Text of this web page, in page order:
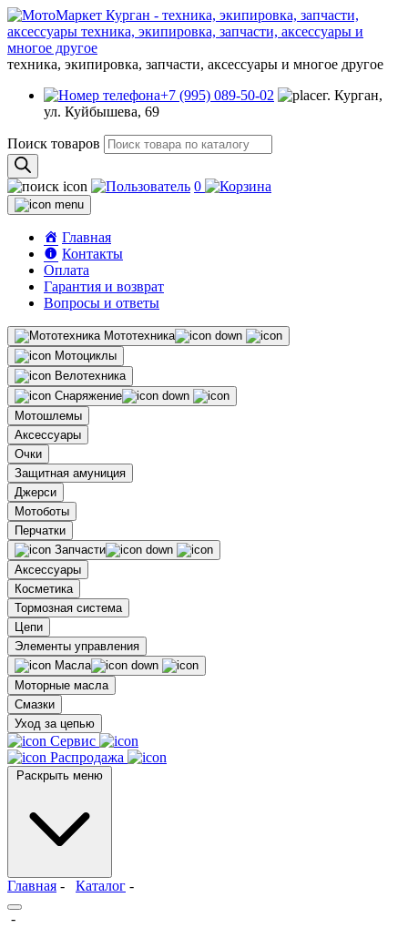
техника, экипировка, запчасти, аксессуары и многое другое
+7 (995) 089-50-02
г. Курган,
ул. Куйбышева, 69
Поиск товаров
0
Главная
Контакты
Оплата
Гарантия и возврат
Вопросы и ответы
Мототехника
Мотоциклы
Велотехника
Снаряжение
Мотошлемы
Аксессуары
Очки
Защитная амуниция
Джерси
Мотоботы
Перчатки
Запчасти
Аксессуары
Косметика
Тормозная система
Цепи
Элементы управления
Масла
Моторные масла
Смазки
Уход за цепью
Сервис
Распродажа
Главная - Каталог -
-